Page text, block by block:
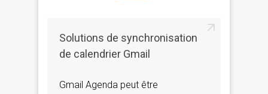
Solutions de synchronisation
de calendrier Gmail
Gmail Agenda peut être